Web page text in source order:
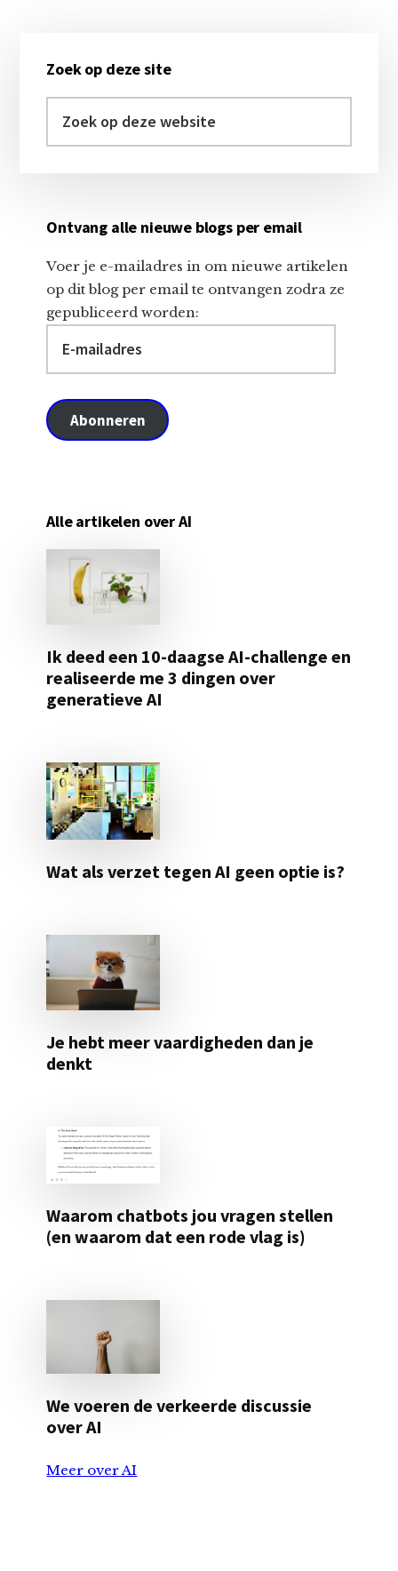
Sidebar
Zoek op deze site
op
Ontvang alle nieuwe blogs per email
Voer je e-mailadres in om nieuwe artikelen
op dit blog per email te ontvangen zodra ze
gepubliceerd worden:
mailadres
Abonneren
Alle artikelen over AI
Ik deed een 10-daagse AI-challenge en
realiseerde me 3 dingen over
generatieve AI
Wat als verzet tegen AI geen optie is?
Je hebt meer vaardigheden dan je
denkt
Waarom chatbots jou vragen stellen
(en waarom dat een rode vlag is)
We voeren de verkeerde discussie
over AI
Meer over AI